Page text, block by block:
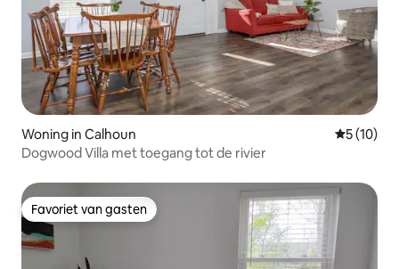
Woning in Calhoun
5 (10)
Dogwood Villa met toegang tot de rivier
Favoriet van gasten
Favoriet van gasten